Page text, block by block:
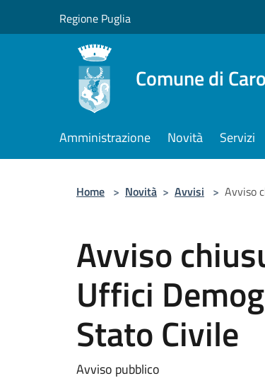
Regione Puglia
Comune di
Amministrazione Novità Servizi
Home > Novità > Avvisi > Avviso
Avviso
Uffici
Stato Civile
Avviso pubblico